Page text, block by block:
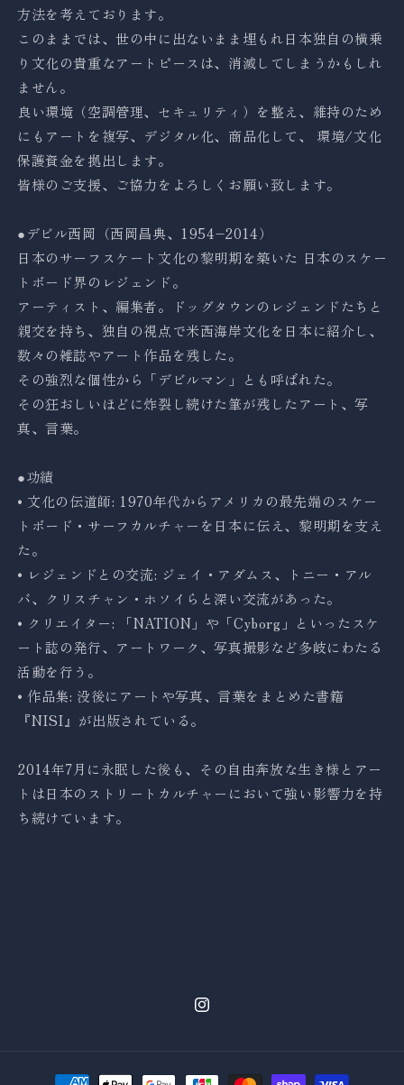
方法を考えております。
このままでは、世の中に出ないまま埋もれ日本独自の横乗
り文化の貴重なアートピースは、 消滅してしまうかもしれ
ません。
良い環境（空調管理、セキュリティ）を整え、維持のため
にもアートを複写、デジタル化、商品化して、
環境/文化
保護資金を拠出します。
皆様のご支援、ご協力をよろしくお願い致します。
●デビル西岡（西岡昌典、1954–2014）
日本のサーフスケート文化の黎明期を築いた 日本のスケー
トボード界のレジェンド。
アーティスト、編集者。ドッグタウンのレジェンドたちと
親交を持ち、独自の視点で米西海岸文化を日本に紹介し、
数々の雑誌やアート作品を残した。
その強烈な個性から「デビルマン」とも呼ばれた。
その狂おしいほどに炸裂し続けた筆が残したアート、写
真、言葉。
●功績
• 文化の伝道師: 1970年代からアメリカの最先端のスケー
トボード・サーフカルチャーを日本に伝え、黎明期を支え
た。
• レジェンドとの交流: ジェイ・アダムス、トニー・アル
バ、クリスチャン・ホソイらと深い交流があった。
• クリエイター: 「NATION」や「Cyborg」といったスケ
ート誌の発行、アートワーク、写真撮影など多岐にわたる
活動を行う。
• 作品集: 没後にアートや写真、言葉をまとめた書籍
『NISI』が出版されている。
2014年7月に永眠した後も、その自由奔放な生き様とアー
トは日本のストリートカルチャーにおいて強い影響力を持
ち続けています。
Instagram
決